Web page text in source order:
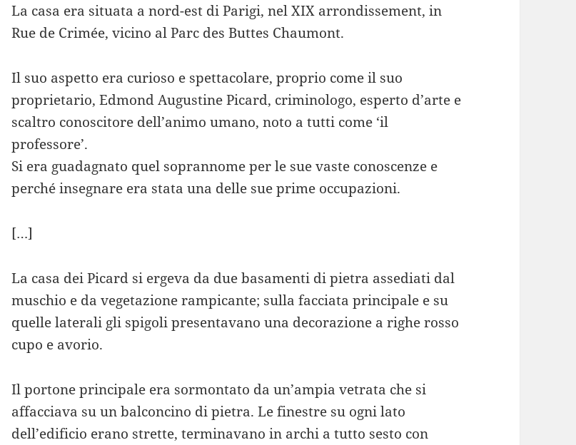
La casa era situata a nord-est di Parigi, nel XIX arrondissement, in
Rue de Crimée, vicino al Parc des Buttes Chaumont.
Il suo aspetto era curioso e spettacolare, proprio come il suo
proprietario, Edmond Augustine Picard, criminologo, esperto d’arte e
scaltro conoscitore dell’animo umano, noto a tutti come ‘il
professore’.
Si era guadagnato quel soprannome per le sue vaste conoscenze e
perché insegnare era stata una delle sue prime occupazioni.
[…]
La casa dei Picard si ergeva da due basamenti di pietra assediati dal
muschio e da vegetazione rampicante; sulla facciata principale e su
quelle laterali gli spigoli presentavano una decorazione a righe rosso
cupo e avorio.
Il portone principale era sormontato da un’ampia vetrata che si
affacciava su un balconcino di pietra. Le finestre su ogni lato
dell’edificio erano strette, terminavano in archi a tutto sesto con